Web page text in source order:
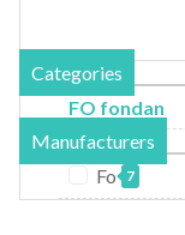
Categories
FO fondan
Manufacturers
Fo
7